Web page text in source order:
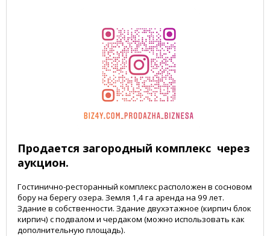
Продается загородный комплекс через
аукцион.
Гостинично-ресторанный комплекс расположен в сосновом
бору на берегу озера. Земля 1,4 га аренда на 99 лет.
Здание в собственности. Здание двухэтажное (кирпич блок
кирпич) с подвалом и чердаком (можно использовать как
дополнительную площадь).